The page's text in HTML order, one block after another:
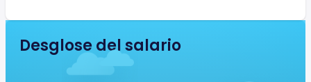
Desglose del salario